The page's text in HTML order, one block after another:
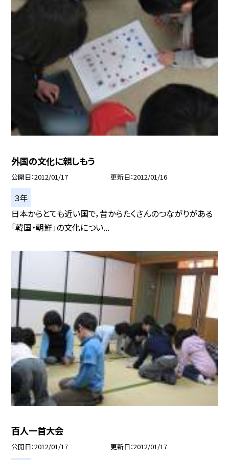
外国の文化に親しもう
公開日 2012/01/17 更新日 2012/01/16
３年
日本からとても近い国で，昔からたくさんのつながりがある
「韓国・朝鮮」の文化につい...
百人一首大会
公開日 2012/01/17 更新日 2012/01/17